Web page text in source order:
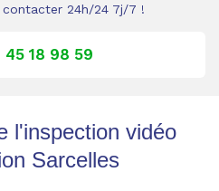
24h/24 7j/7 !
45 18 98 59
l'inspection vidéo
Sarcelles